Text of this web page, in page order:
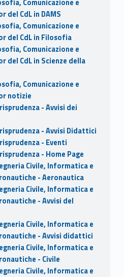
Comunicazione e
CdL in DAMS
Comunicazione e
del CdL in Filosofia
Comunicazione e
del CdL in Scienze della
Comunicazione e
notizie
- Avvisi dei
- Avvisi Didattici
- Eventi
- Home Page
Civile, Informatica e
- Aeronautica
Civile, Informatica e
- Avvisi del
Civile, Informatica e
- Avvisi didattici
Civile, Informatica e
- Civile
Civile, Informatica e